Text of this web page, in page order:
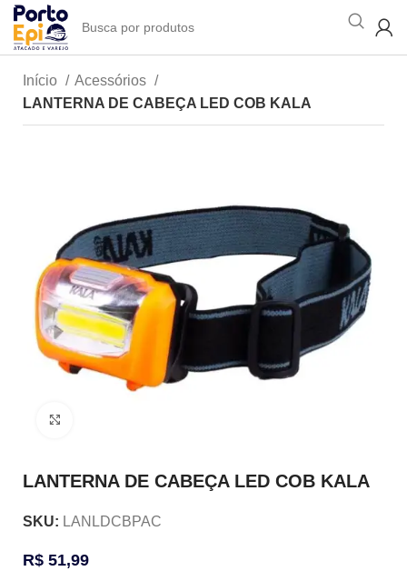
Início
Acessórios
LANTERNA DE CABEÇA LED COB KALA
LANTERNA DE CABEÇA LED COB KALA
SKU: LANLDCBPAC
R$ 51,99